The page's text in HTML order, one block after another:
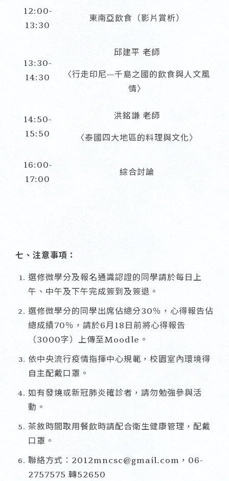
12:00-
13:30
東南亞飲食（影片賞析）
13:30-
14:30
邱建平 老師
〈行走印尼—千島之國的飲食與人文風
情〉
14:50-
15:50
洪銘謙 老師
〈泰國四大地區的料理與文化〉
16:00-
17:00
綜合討論
七、注意事項：
選修微學分及報名通識認證的同學請於每日上
午、中午及下午完成簽到及簽退。
選修微學分的同學出席佔總分30％，心得報告佔
總成績70％，請於6月18日前將心得報告
（3000字）上傳至Moodle。
依中央流行疫情指揮中心規範，校園室內環境得
自主配戴口罩。
如有發燒或新冠肺炎確診者，請勿勉強參與活
動。
茶敘時間取用餐飲時請配合衛生健康管理，配戴
口罩。
聯絡方式：2012mncsc@gmail.com，06-
2757575 轉52650